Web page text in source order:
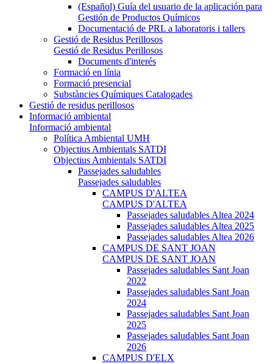
(Español) Guía del usuario de la aplicación para
Gestión de Productos Químicos
Documentació de PRL a laboratoris i tallers
Gestió de Residus Perillosos
Gestió de Residus Perillosos
Documents d'interés
Formació en línia
Formació presencial
Substàncies Químiques Catalogades
Gestió de residus perillosos
Informació ambiental
Informació ambiental
Política Ambiental UMH
Objectius Ambientals SATDI
Objectius Ambientals SATDI
Passejades saludables
Passejades saludables
CAMPUS D'ALTEA
CAMPUS D'ALTEA
Passejades saludables Altea 2024
Passejades saludables Altea 2025
Passejades saludables Altea 2026
CAMPUS DE SANT JOAN
CAMPUS DE SANT JOAN
Passejades saludables Sant Joan
2022
Passejades saludables Sant Joan
2024
Passejades saludables Sant Joan
2025
Passejades saludables Sant Joan
2026
CAMPUS D'ELX